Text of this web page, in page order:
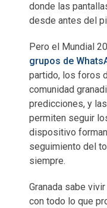
donde las
desde antes del
Pero el Mundial
grupos de
partido, los foros
comunidad
predicciones, y
permiten seguir
dispositivo
seguimiento del
siempre.
Granada sabe
con todo lo que